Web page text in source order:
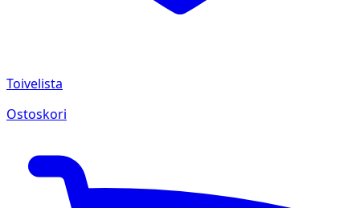
Toivelista
Ostoskori